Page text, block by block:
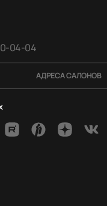
04-04
АДРЕСА САЛОНОВ